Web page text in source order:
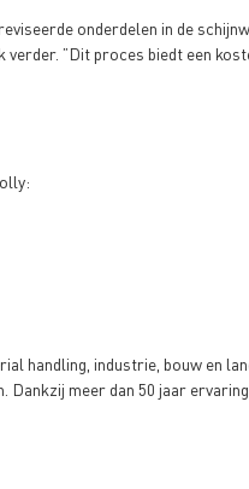
onderdelen in de
”Dit proces biedt een
handling, industrie, bouw en
meer dan 50 jaar